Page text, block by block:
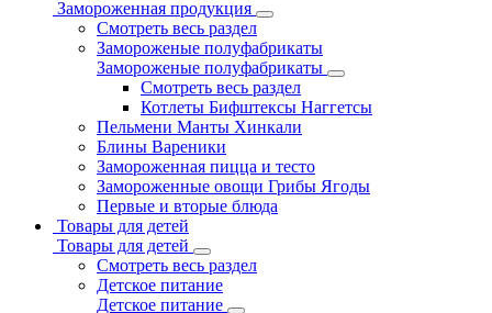
Замороженная продукция
Смотреть весь раздел
Замороженые полуфабрикаты
Замороженые полуфабрикаты
Смотреть весь раздел
Котлеты Бифштексы Наггетсы
Пельмени Манты Хинкали
Блины Вареники
Замороженная пицца и тесто
Замороженные овощи Грибы Ягоды
Первые и вторые блюда
Товары для детей
Товары для детей
Смотреть весь раздел
Детское питание
Детское питание